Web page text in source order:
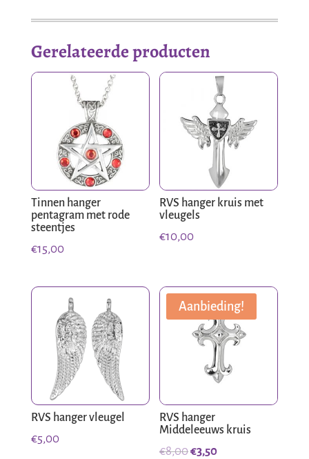
Gerelateerde producten
Tinnen hanger
pentagram met rode
steentjes
€15,00
RVS hanger kruis met
vleugels
€10,00
RVS hanger vleugel
€5,00
Aanbieding!
RVS hanger
Middeleeuws kruis
€8,00Oorspronkelijke
€3,50Huidige